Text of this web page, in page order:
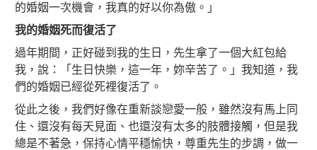
的婚姻一次機會，我真的好以你為傲。」
我的婚姻死而復活了
過年期間，正好碰到我的生日，先生拿了一個大紅包給
我，說：「生日快樂，這一年，妳辛苦了。」我知道，我
們的婚姻已經從死裡復活了。
從此之後，我們好像在重新談戀愛一般，雖然沒有馬上同
住、還沒有每天見面、也還沒有太多的肢體接觸，但是我
總是不著急，保持心情平穩愉快，尊重先生的步調，做一